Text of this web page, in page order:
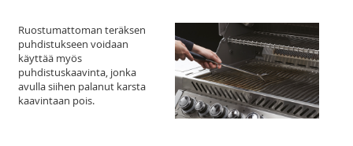
Ruostumattoman teräksen
puhdistukseen voidaan
käyttää myös
puhdistuskaavinta, jonka
avulla siihen palanut karsta
kaavintaan pois.